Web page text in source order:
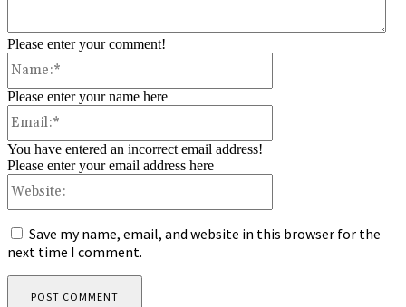
Please enter your comment!
Please enter your name here
You have entered an incorrect email address!
Please enter your email address here
Save my name, email, and website in this browser for the
next time I comment.